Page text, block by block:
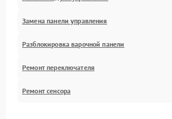
Замена панели управления
Разблокировка варочной панели
Ремонт переключателя
Ремонт сенсора